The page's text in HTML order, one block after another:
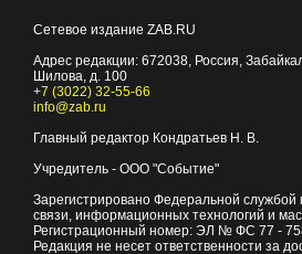
Сетевое издание ZAB.RU
Адрес редакции: 672038, Россия,
Шилова, д. 100
+7 (3022) 32-55-66
info@zab.ru
Главный редактор Кондратьев Н. В.
Учредитель - ООО "Событие"
Зарегистрировано Федеральной службой
связи, информационных технологий и
Регистрационный номер: ЭЛ № ФС 77 -
Редакция не несет ответственности за